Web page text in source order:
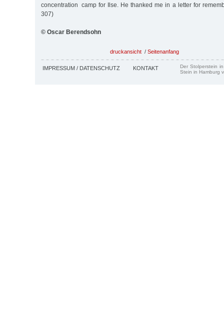
concentration camp for Ilse. He thanked me in a letter for
307)
© Oscar Berendsohn
druckansicht / Seitenanfang
IMPRESSUM / DATENSCHUTZ KONTAKT
Der Stolperstein
Stein in Hamburg